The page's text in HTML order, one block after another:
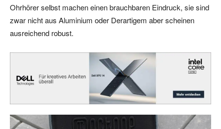
Ohrhörer selbst machen einen brauchbaren Eindruck, sie sind
zwar nicht aus Aluminium oder Derartigem aber scheinen
ausreichend robust.